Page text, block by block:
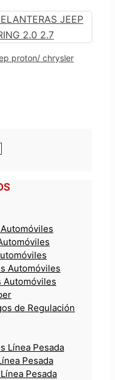
proton/ chrysler
Automóviles
Automóviles
de Regulación
Línea Pesada
Pesada
Pesada